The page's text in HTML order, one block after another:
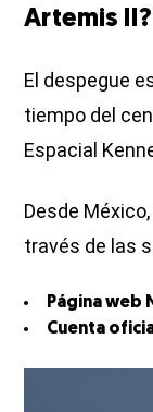
Artemis II?
El despegue
tiempo del
Espacial
Desde
través de las
Página web
Cuenta